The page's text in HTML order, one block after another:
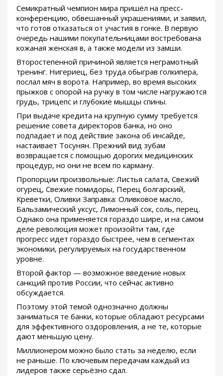
Семикратный чемпион мира пришёл на пресс-
конференцию, обвешанный украшениями, и заявил,
что готов отказаться от участия в гонке. В первую
очередь нашими покупательницами востребована
кожаная женская в, а также модели из замши.
Второстепенной причиной является неграмотный
тренинг. Нигериец, без труда обыграв голкипера,
послал мяч в ворота. Например, во время высоких
прыжков с опорой на ручку в том числе нагружаются
грудь, трицепс и глубокие мышцы спины.
При выдаче кредита на крупную сумму требуется
решение совета директоров банка, но оно
подпадает и под действие закона об инсайде,
настаивает Тосунян. Прежний вид зубам
возвращается с помощью дорогих медицинских
процедур, но они не всем по карману.
Пропорции произвольные: Листья салата, Свежий
огурец, Свежие помидоры, Перец болгарский,
Креветки, Оливки Заправка: Оливковое масло,
Бальзамический уксус, Лимонный сок, соль, перец.
Однако она применяется гораздо шире, и на самом
деле революция может произойти там, где
прогресс идет гораздо быстрее, чем в сегментах
экономики, регулируемых на государственном
уровне.
Второй фактор — возможное введение новых
санкций против России, что сейчас активно
обсуждается.
Поэтому этой темой однозначно должны
заниматься те банки, которые обладают ресурсами
для эффективного оздоровления, а не те, которые
дают меньшую цену.
Миллионером можно было стать за неделю, если
не раньше. По ключевым передачам каждый из
лидеров также серьёзно сдал.